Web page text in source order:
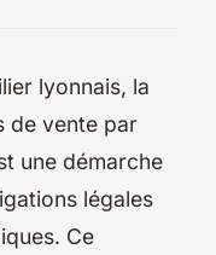
lyonnais, la
de vente par
une démarche
légales
Ce